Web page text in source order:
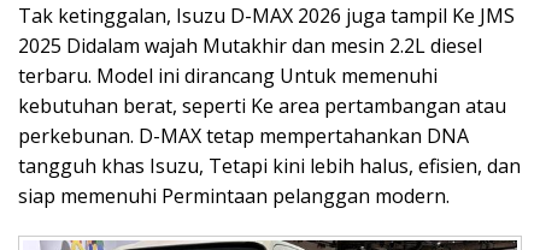
Tak ketinggalan, Isuzu D-MAX 2026 juga tampil Ke JMS
2025 Didalam wajah Mutakhir dan mesin 2.2L diesel
terbaru. Model ini dirancang Untuk memenuhi
kebutuhan berat, seperti Ke area pertambangan atau
perkebunan. D-MAX tetap mempertahankan DNA
tangguh khas Isuzu, Tetapi kini lebih halus, efisien, dan
siap memenuhi Permintaan pelanggan modern.